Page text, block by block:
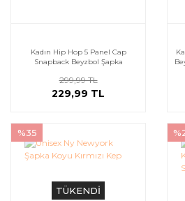
Kadın Hip Hop 5 Panel Cap
Snapback Beyzbol Şapka
299,99 TL
229,99 TL
TÜKENDİ
%35